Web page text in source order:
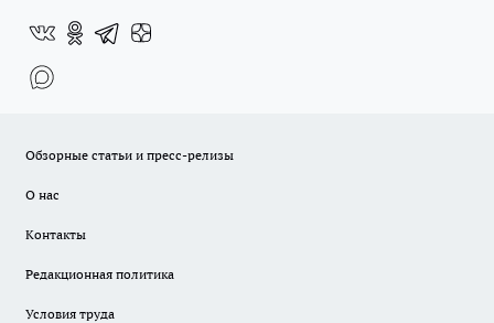
Обзорные статьи и пресс-релизы
О нас
Контакты
Редакционная политика
Условия труда